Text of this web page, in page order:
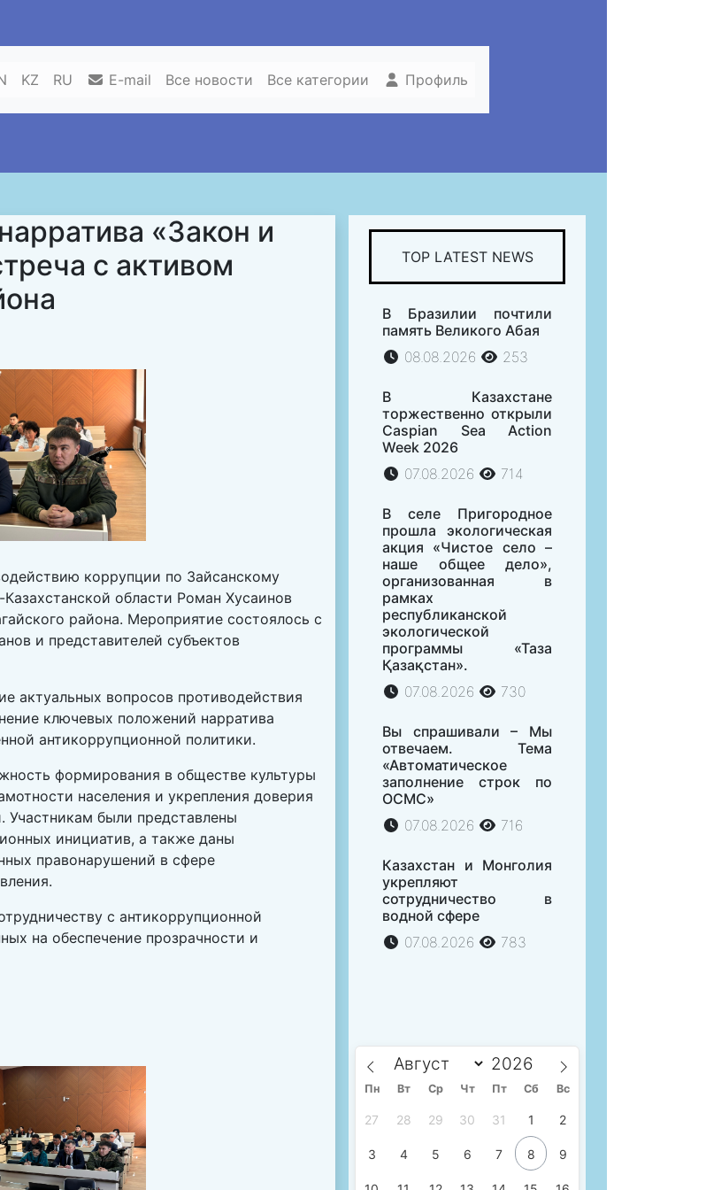
KZ RU E-mail Все новости Все категории Профиль
«Закон и
с активом
коррупции по Зайсанскому
области Роман Хусаинов
района. Мероприятие состоялось с
и представителей субъектов
актуальных вопросов противодействия
ключевых положений нарратива
антикоррупционной политики.
формирования в обществе культуры
населения и укрепления доверия
Участникам были представлены
инициатив, а также даны
правонарушений в сфере
с антикоррупционной
на обеспечение прозрачности и
TOP LATEST NEWS
В Бразилии почтили
память Великого Абая
08.08.2026
253
В Казахстане
торжественно открыли
Caspian Sea Action
Week 2026
07.08.2026
714
В селе Пригородное
прошла экологическая
акция «Чистое село –
наше общее дело»,
организованная в
рамках
республиканской
экологической
программы «Таза
Қазақстан».
07.08.2026
730
Вы спрашивали – Мы
отвечаем. Тема
«Автоматическое
заполнение строк по
ОСМС»
07.08.2026
716
Казахстан и Монголия
укрепляют
сотрудничество в
водной сфере
07.08.2026
783
Пн Вт Ср Чт Пт Сб Вс
27 28 29 30 31 1 2
3 4 5 6 7 8 9